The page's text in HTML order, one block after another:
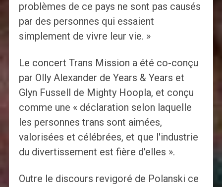
problèmes de ce pays ne sont pas causés
par des personnes qui essaient
simplement de vivre leur vie. »
Le concert Trans Mission a été co-conçu
par Olly Alexander de Years & Years et
Glyn Fussell de Mighty Hoopla, et conçu
comme une « déclaration selon laquelle
les personnes trans sont aimées,
valorisées et célébrées, et que l'industrie
du divertissement est fière d'elles ».
Outre le discours revigoré de Polanski ce